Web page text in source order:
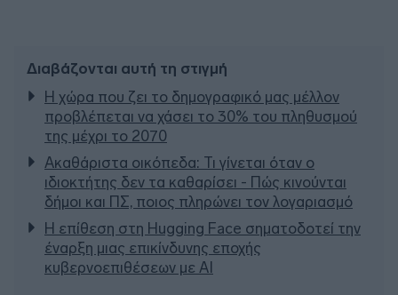
Διαβάζονται αυτή τη στιγμή
Η χώρα που ζει το δημογραφικό μας μέλλον
προβλέπεται να χάσει το 30% του πληθυσμού
της μέχρι το 2070
Ακαθάριστα οικόπεδα: Τι γίνεται όταν ο
ιδιοκτήτης δεν τα καθαρίσει - Πώς κινούνται
δήμοι και ΠΣ, ποιος πληρώνει τον λογαριασμό
Η επίθεση στη Hugging Face σηματοδοτεί την
έναρξη μιας επικίνδυνης εποχής
κυβερνοεπιθέσεων με AI